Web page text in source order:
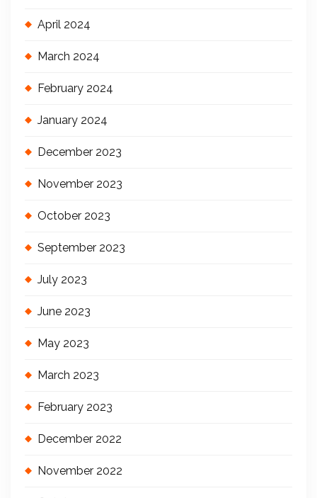
April 2024
March 2024
February 2024
January 2024
December 2023
November 2023
October 2023
September 2023
July 2023
June 2023
May 2023
March 2023
February 2023
December 2022
November 2022